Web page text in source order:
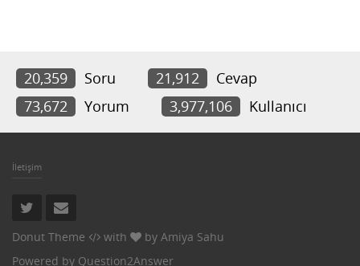
20,359 Soru 21,912
Cevap
73,672
Yorum 3,977,106 Kullanıcı
İletişim
Donut Theme with by Amiya Sahu
Powered by Question2Answer